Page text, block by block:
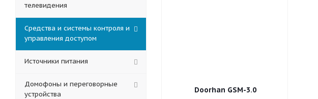
Doorhan GSM-3.0
телевидения
Средства и системы контроля и
управления доступом
Источники питания
Домофоны и переговорные
устройства